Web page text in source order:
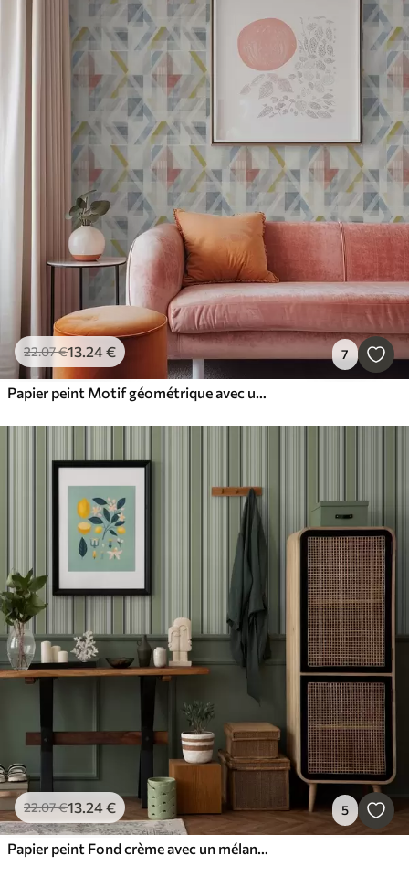
22.07€13.24€ 7
Papier peint Motif géométrique avec un losange rouge au centre
22.07€13.24€ 5
Papier peint Fond crème avec un mélange de rayures vertes et noires